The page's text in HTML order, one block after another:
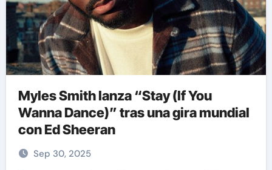
Myles Smith lanza “Stay (If You
Wanna Dance)” tras una gira mundial
con Ed Sheeran
Sep 30, 2025